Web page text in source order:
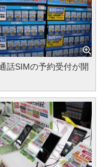
話SIMの予約受付が開